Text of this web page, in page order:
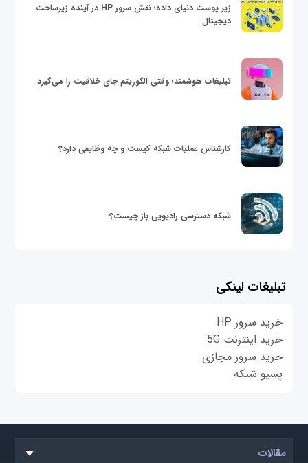
زیر پوست دنیای داده؛ نقش سرور HP در آینده زیرساخت
دیجیتال
تبلیغات هوشمند؛ وقتی الگوریتم جای خلاقیت را می‌گیرد
کارشناس عملیات شبکه کیست و چه وظایفی دارد؟
شبکه دسترسی رادیویی باز چیست؟
تبلیغات لینکی
خرید سرور HP
خرید اینترنت 5G
خرید سرور مجازی
پسیو شبکه
مقالات